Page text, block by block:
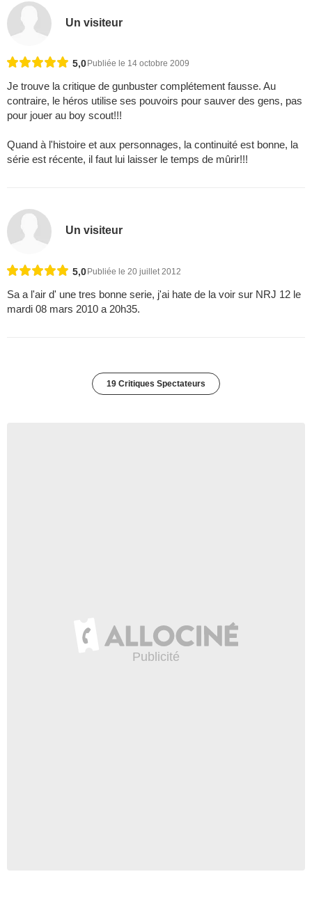
Un visiteur
5,0 Publiée le 14 octobre 2009
Je trouve la critique de gunbuster complétement fausse. Au
contraire, le héros utilise ses pouvoirs pour sauver des gens, pas
pour jouer au boy scout!!!
Quand à l'histoire et aux personnages, la continuité est bonne, la
série est récente, il faut lui laisser le temps de mûrir!!!
Un visiteur
5,0Publiée le 20 juillet 2012
Sa a l'air d' une tres bonne serie, j'ai hate de la voir sur NRJ 12 le
mardi 08 mars 2010 a 20h35.
19 Critiques Spectateurs